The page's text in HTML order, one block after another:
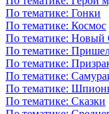
По тематике: Гонки
По тематике: Космос
По тематике: Новый
По тематике:
По тематике:
По тематике:
По тематике:
По тематике: Сказки